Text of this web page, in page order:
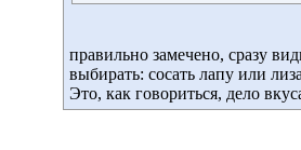
правильно замечено, сразу
выбирать: сосать лапу или
Это, как говориться, дело